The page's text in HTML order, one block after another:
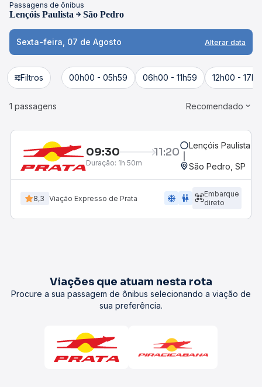
Passagens de ônibus
Lençóis Paulista São Pedro
Sexta-feira, 07 de Agosto Alterar data
Filtros 00h00 - 05h59 06h00 - 11h59 12h00 -
1 passagens Recomendado
09:30 11:20
Duração: 1h 50m
Lençóis Paulista,
São Pedro, SP
8,3 Viação Expresso de Prata ac_unit wc
Embarque
direto
Viações que atuam nesta rota
Procure a sua passagem de ônibus selecionando a viação de
sua preferência.